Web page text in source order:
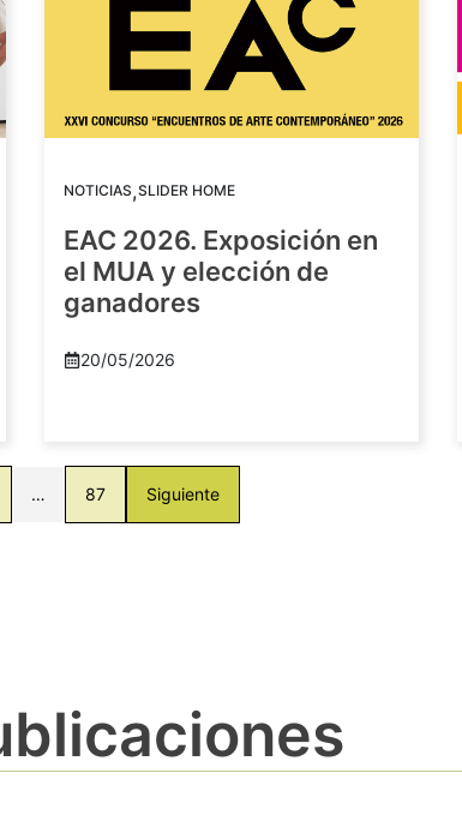
NOTICIAS,SLIDER HOME
EAC 2026. Exposición en
el MUA y elección de
ganadores
20/05/2026
… 87 Siguiente